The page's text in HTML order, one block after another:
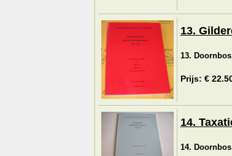
13.
13.
Prijs: €
14.
14.